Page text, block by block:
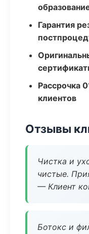
Гарантия
Рассрочка
клиентов
Отзывы
Чистка и
чистые.
— Клиент
Ботокс и